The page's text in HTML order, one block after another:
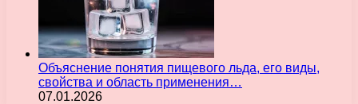
Объяснение понятия пищевого льда, его виды,
свойства и область применения…
07.01.2026